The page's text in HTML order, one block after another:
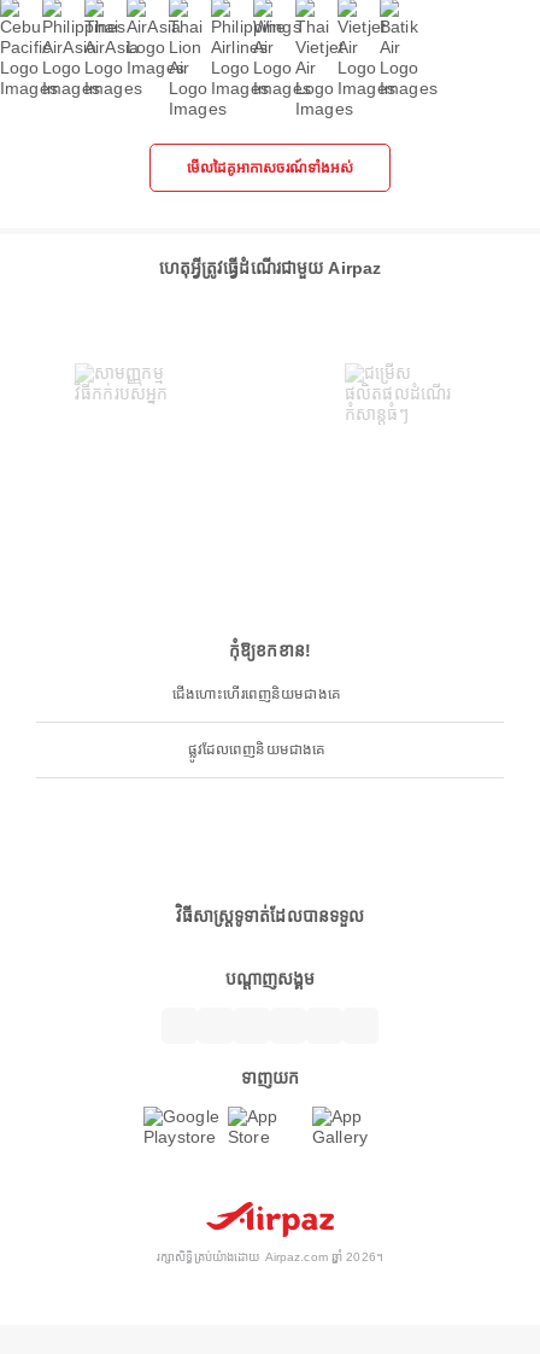
មើលដៃគូអាកាសចរណ៍ទាំងអស់
ហេតុអ្វីត្រូវធ្វើដំណើរជាមួយ Airpaz
កុំឱ្យខកខាន!
ជើងហោះហើរពេញនិយមជាងគេ
ផ្លូវដែលពេញនិយមជាងគេ
វិធីសាស្ត្រទូទាត់ដែលបានទទួល
បណ្តាញសង្គម
ទាញយក
រក្សាសិទ្ធិគ្រប់យ៉ាងដោយ Airpaz.com ឆ្នាំ 2026។